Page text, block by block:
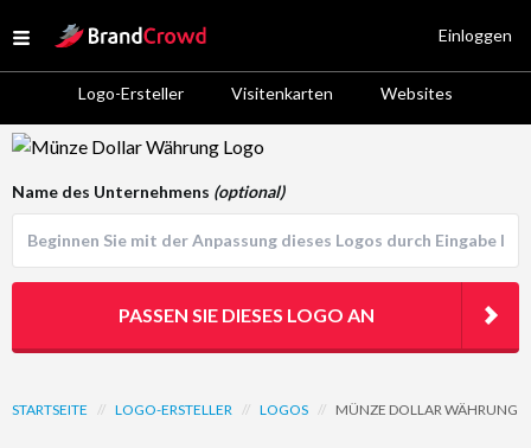
Open menu
Site Logo
Logo-Ersteller Visitenkarten Websites
Einloggen
Logo Template Preview
STARTSEITE // LOGO-ERSTELLER // LOGOS // MÜNZE DOLLAR WÄHRUNG
Name des Unternehmens (optional)
PASSEN SIE DIESES LOGO AN